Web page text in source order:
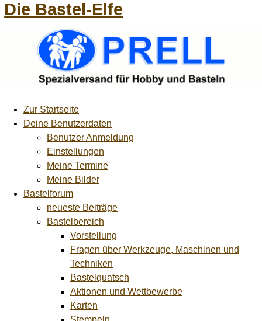
Die Bastel-Elfe
Zur Startseite
Deine Benutzerdaten
Benutzer Anmeldung
Einstellungen
Meine Termine
Meine Bilder
Bastelforum
neueste Beiträge
Bastelbereich
Vorstellung
Fragen über Werkzeuge, Maschinen und
Techniken
Bastelquatsch
Aktionen und Wettbewerbe
Karten